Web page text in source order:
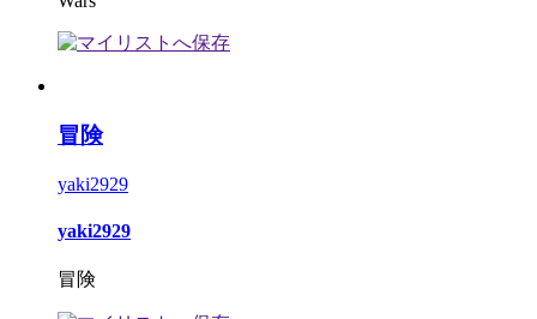
冒険
yaki2929
yaki2929
冒険